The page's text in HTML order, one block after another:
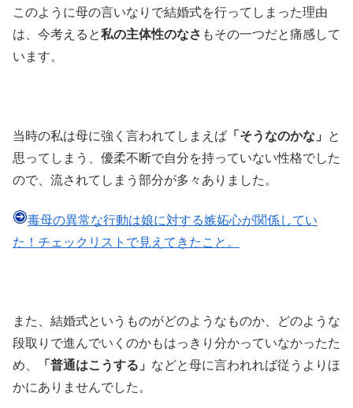
このように母の言いなりで結婚式を行ってしまった理由
は、今考えると私の主体性のなさ もその一つだと痛感して
います。
当時の私は母に強く言われてしまえば 「そうなのかな」
と
思ってしまう、優柔不断で自分を持っていない性格でした
ので、流されてしまう部分が多々ありました。
毒母の異常な行動は娘に対する嫉妬心が関係してい
た！チェックリストで見えてきたこと。
また、結婚式というものがどのようなものか、どのような
段取りで進んでいくのかもはっきり分かっていなかったた
め、
「普通はこうする」 などと母に言われれば従うよりほ
かにありませんでした。